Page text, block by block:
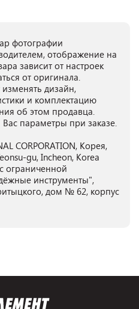
фотографии
отображение на
зависит от настроек
от оригинала.
дизайн,
и комплектацию
об этом продавца.
параметры при заказе.
CORPORATION, Корея,
gu, Incheon, Korea
ограниченной
инструменты",
дом № 62, корпус